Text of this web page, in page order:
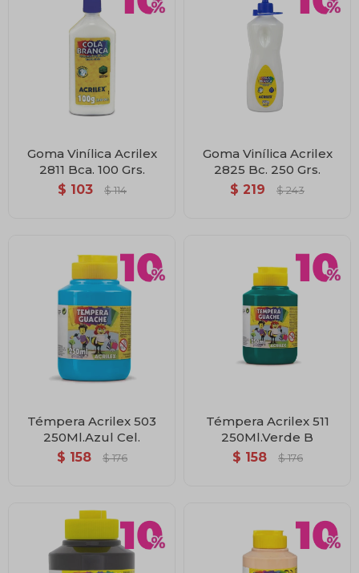
Goma Vinílica Acrilex
2811 Bca. 100 Grs.
$ 103 $ 114
Goma Vinílica Acrilex
2825 Bc. 250 Grs.
$ 219 $ 243
Témpera Acrilex 503
250Ml.Azul Cel.
$ 158 $ 176
Témpera Acrilex 511
250Ml.Verde B
$ 158 $ 176